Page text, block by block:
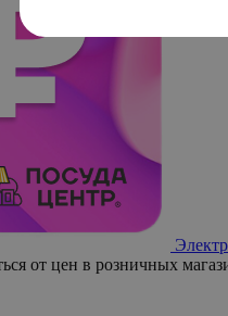
от цен в розничных